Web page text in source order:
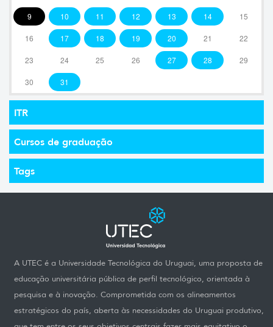
9 10 11 12 13 14 15
16 17 18 19 20 21 22
23 24 25 26 27 28 29
30 31
ITR
Cursos de graduação
Tags
A UTEC é a Universidade Tecnológica do Uruguai, uma proposta de
educação universitária pública de perfil tecnológico, orientada à
pesquisa e à inovação. Comprometida com os alineamentos
estratégicos do país, aberta às necessidades do Uruguai produtivo,